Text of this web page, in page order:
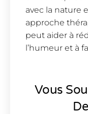
avec la nature
approche
peut aider à
l’humeur et à
Vous